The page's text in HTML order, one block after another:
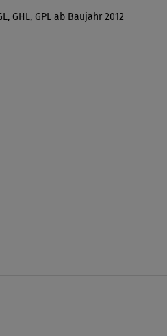
GHL, GPL ab Baujahr 2012